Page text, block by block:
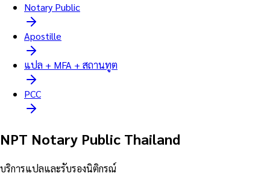
Notary Public
Apostille
แปล + MFA + สถานทูต
PCC
NPT Notary Public Thailand
บริการแปลและรับรองนิติกรณ์